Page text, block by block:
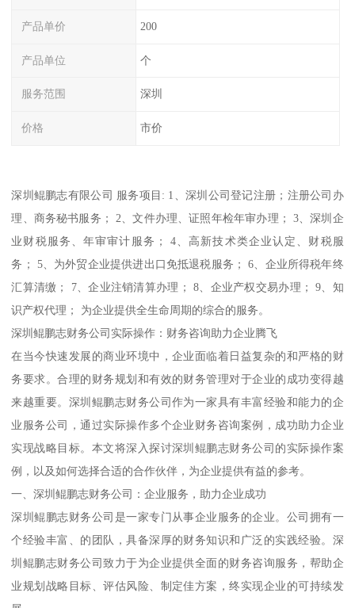
产品单价 200
产品单位 个
服务范围 深圳
价格 市价
深圳鲲鹏志有限公司 服务项目: 1、深圳公司登记注册；注册公司办
理、商务秘书服务； 2、文件办理、证照年检年审办理； 3、深圳企
业财税服务、年审审计服务； 4、高新技术类企业认定、财税服
务； 5、为外贸企业提供进出口免抵退税服务； 6、企业所得税年终
汇算清缴； 7、企业注销清算办理； 8、企业产权交易办理； 9、知
识产权代理； 为企业提供全生命周期的综合的服务。
深圳鲲鹏志财务公司实际操作：财务咨询助力企业腾飞
在当今快速发展的商业环境中，企业面临着日益复杂的和严格的财
务要求。合理的财务规划和有效的财务管理对于企业的成功变得越
来越重要。深圳鲲鹏志财务公司作为一家具有丰富经验和能力的企
业服务公司，通过实际操作多个企业财务咨询案例，成功助力企业
实现战略目标。本文将深入探讨深圳鲲鹏志财务公司的实际操作案
例，以及如何选择合适的合作伙伴，为企业提供有益的参考。
一、深圳鲲鹏志财务公司：企业服务，助力企业成功
深圳鲲鹏志财务公司是一家专门从事企业服务的企业。公司拥有一
个经验丰富、的团队，具备深厚的财务知识和广泛的实践经验。深
圳鲲鹏志财务公司致力于为企业提供全面的财务咨询服务，帮助企
业规划战略目标、评估风险、制定佳方案，终实现企业的可持续发